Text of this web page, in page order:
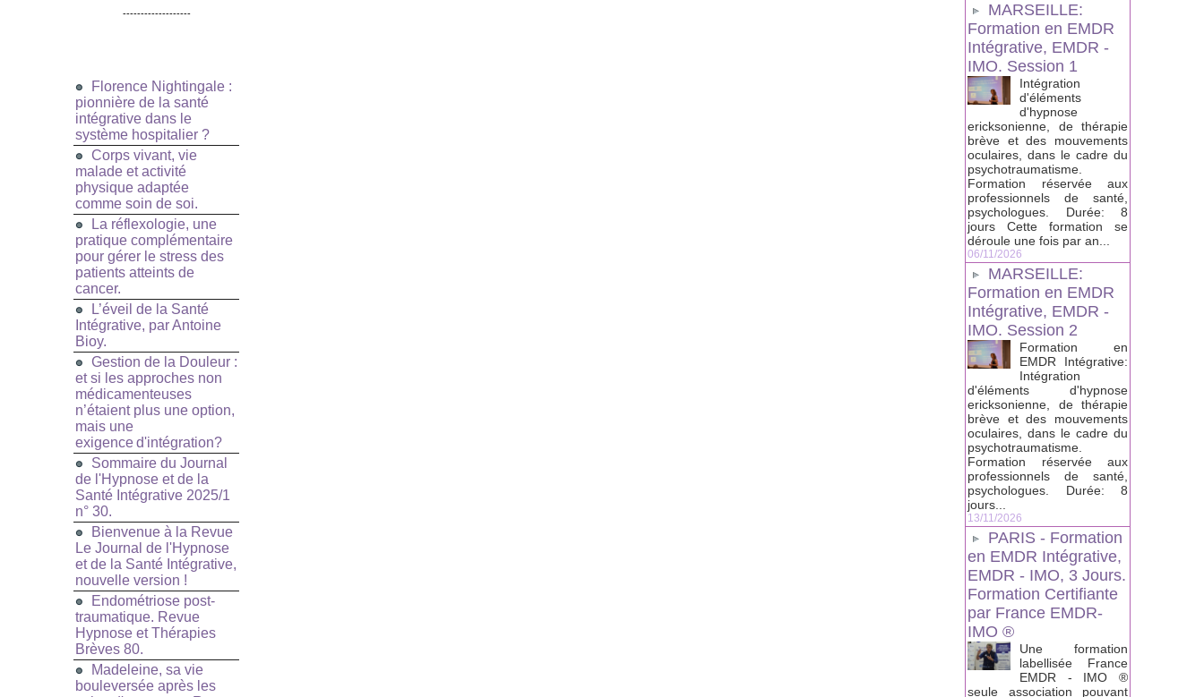
-------------------
Florence Nightingale :
pionnière de la santé
intégrative dans le
système hospitalier ?
Corps vivant, vie
malade et activité
physique adaptée
comme soin de soi.
La réflexologie, une
pratique complémentaire
pour gérer le stress des
patients atteints de
cancer.
L’éveil de la Santé
Intégrative, par Antoine
Bioy.
Gestion de la Douleur :
et si les approches non
médicamenteuses
n’étaient plus une option,
mais une
exigence d'intégration?
Sommaire du Journal
de l'Hypnose et de la
Santé Intégrative 2025/1
n° 30.
Bienvenue à la Revue
Le Journal de l'Hypnose
et de la Santé Intégrative,
nouvelle version !
Endométriose post-
traumatique. Revue
Hypnose et Thérapies
Brèves 80.
Madeleine, sa vie
bouleversée après les
MARSEILLE:
Formation en EMDR
Intégrative, EMDR -
IMO. Session 1
Intégration
d'éléments
d'hypnose
ericksonienne, de thérapie
brève et des mouvements
oculaires, dans le cadre du
psychotraumatisme.
Formation réservée aux
professionnels de santé,
psychologues. Durée: 8
jours Cette formation se
déroule une fois par an...
06/11/2026
MARSEILLE:
Formation en EMDR
Intégrative, EMDR -
IMO. Session 2
Formation en
EMDR Intégrative:
Intégration
d'éléments d'hypnose
ericksonienne, de thérapie
brève et des mouvements
oculaires, dans le cadre du
psychotraumatisme.
Formation réservée aux
professionnels de santé,
psychologues. Durée: 8
jours...
13/11/2026
PARIS - Formation
en EMDR Intégrative,
EMDR - IMO, 3 Jours.
Formation Certifiante
par France EMDR-
IMO ®
Une formation
labellisée France
EMDR - IMO ®
seule association pouvant